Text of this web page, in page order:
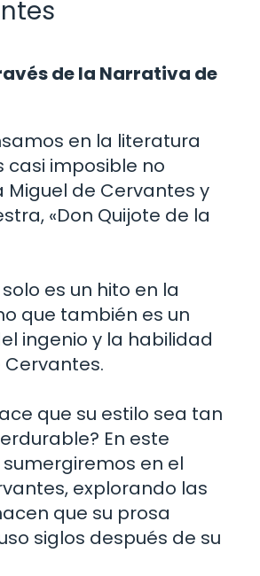
de la Narrativa de
en la literatura
casi imposible no
Miguel de Cervantes y
«Don Quijote de la
es un hito en la
que también es un
ingenio y la habilidad
que su estilo sea tan
En este
en el
explorando las
que su prosa
siglos después de su